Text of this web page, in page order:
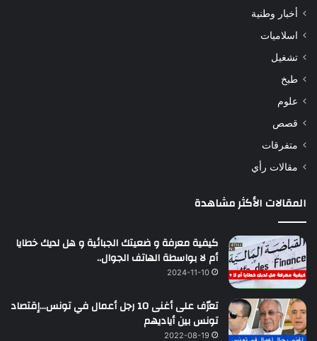
أخبار وطنية
اسلاميات
تشغيل
طبخ
علوم
قصص
متفرقات
مقالات رأي
المقالات الأكثر مشاهدة
كيفية معرفة و ضعيتك الجبائية و هل لديك خطايا
أم لا بواسطة الهاتف الجوال..
2024-11-10
تعرّف على أغنى 10 رجل أعمال في تونس…إقتصاد
تونس بين أياديهم
2022-08-19